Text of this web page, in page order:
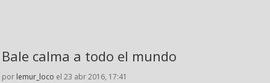
Bale calma a todo el mundo
por lemur_loco el 23 abr 2016, 17:41